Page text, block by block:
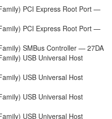
PCI Express Root Port —
PCI Express Root Port —
SMBus Controller — 27DA
USB Universal Host
USB Universal Host
USB Universal Host
USB Universal Host